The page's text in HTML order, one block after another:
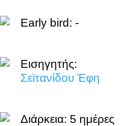
Early bird: -
Εισηγητής:
Σεϊτανίδου Έφη
Διάρκεια: 5 ημέρες